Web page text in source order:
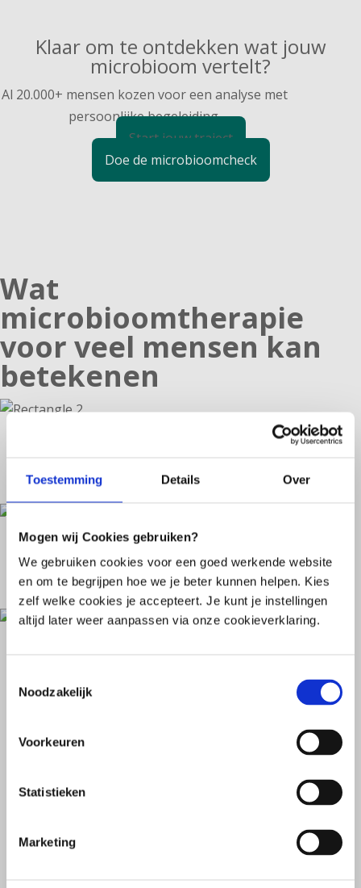
Toestemming Details Over
Mogen wij Cookies gebruiken?
We gebruiken cookies voor een goed werkende website
en om te begrijpen hoe we je beter kunnen helpen. Kies
zelf welke cookies je accepteert. Je kunt je instellingen
altijd later weer aanpassen via onze cookieverklaring.
Noodzakelijk
Voorkeuren
Statistieken
Marketing
Klaar om te ontdekken wat jouw
microbioom vertelt?
Al 20.000+ mensen kozen voor een analyse met
persoonlijke begeleiding.
Start jouw traject
Doe de microbioomcheck
Wat
microbioomtherapie
voor veel mensen kan
betekenen
Ondersteuning bij ontstekingsklachten
Een verstoord microbioom kan een rol spelen bij
langdurige ontsteking. Gerichte therapie kan helpen
om die balans te herstellen.
Betere spijsvertering
Bij klachten zoals buikpijn of een opgeblazen gevoel
kan analyse inzicht geven. Samen kijk je wat jouw
microbioom nodig heeft.
voedingsstoffen. Herstel van balans kan bijdragen aan
meer energie.
Bekijk hoe het microbioom jouw klachten kan
“Na jaren van klachten zonder